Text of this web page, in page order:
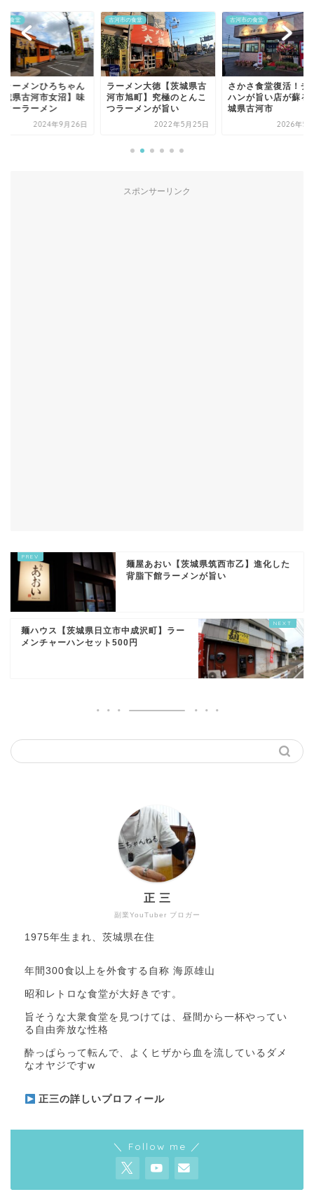
の食堂
メン大徳【茨城県古
旭町】究極のとんこ
ーメンが旨い
2022年5月25日
古河市の食堂
さかさ食堂復活！チャー
ハンが旨い店が蘇る│茨
城県古河市
2026年5月21日
古河市の食堂
新楽飯店【茨城県古
本町】陳 建民直伝の
麻婆豆腐が旨い
2023年5
スポンサーリンク
麺屋あおい【茨城県筑西市乙】進化した
背脂下館ラーメンが旨い
麺ハウス【茨城県日立市中成沢町】ラー
メンチャーハンセット500円
副業YouTuber ブロガー
正 三
1975年生まれ、茨城県在住
年間300食以上を外食する自称 海原雄山
昭和レトロな食堂が大好きです。
旨そうな大衆食堂を見つけては、昼間から一杯やってい
る自由奔放な性格
酔っぱらって転んで、よくヒザから血を流しているダメ
なオヤジですw
正三の詳しいプロフィール
＼ Follow me ／